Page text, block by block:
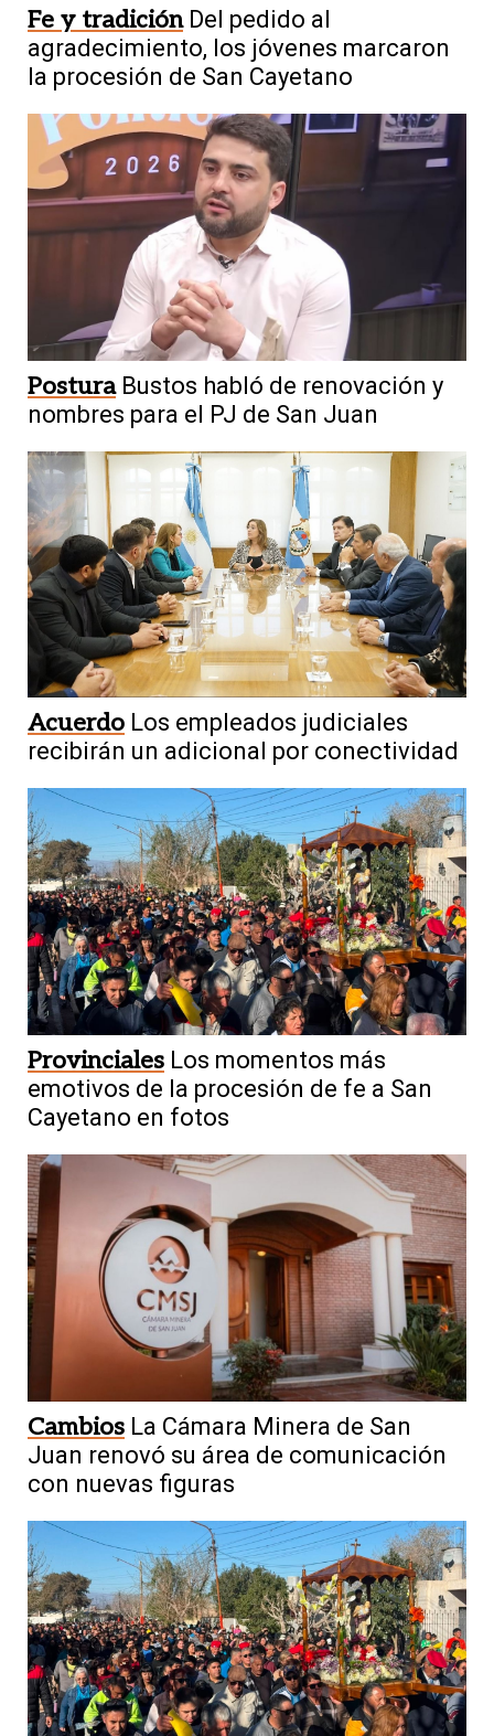
Fe y tradición Del pedido al
agradecimiento, los jóvenes marcaron
la procesión de San Cayetano
Postura Bustos habló de renovación y
nombres para el PJ de San Juan
Acuerdo Los empleados judiciales
recibirán un adicional por conectividad
Provinciales Los momentos más
emotivos de la procesión de fe a San
Cayetano en fotos
Cambios La Cámara Minera de San
Juan renovó su área de comunicación
con nuevas figuras